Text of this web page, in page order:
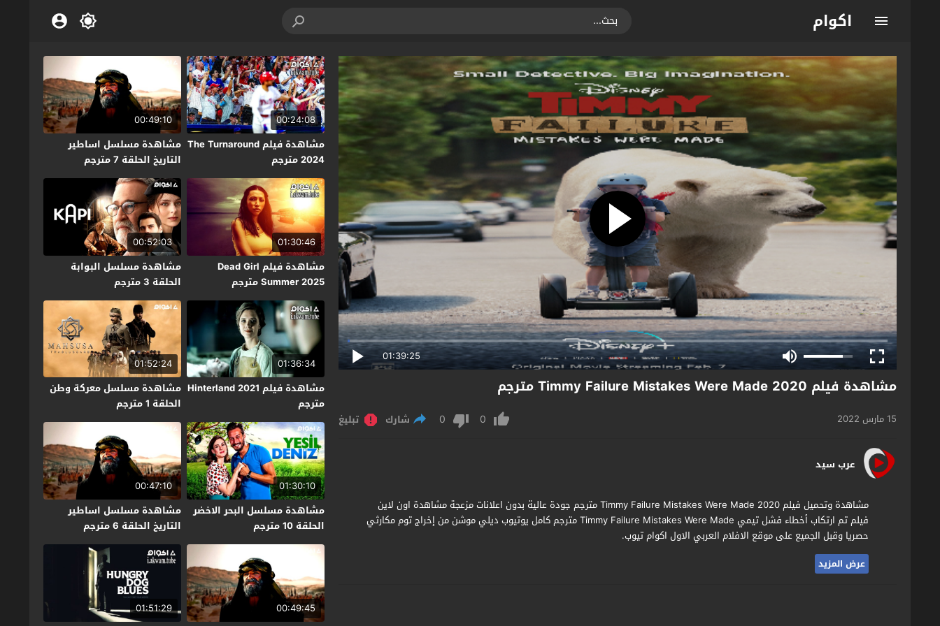
اكوام
01:39:25
مشاهدة فيلم Timmy Failure Mistakes Were Made 2020 مترجم
15 مارس 2022 0
0 شارك تبليغ
عرب سيد
مشاهدة وتحميل فيلم Timmy Failure Mistakes Were Made 2020 مترجم جودة عالية بدون اعلانات مزعجة مشاهدة اون لاين
فيلم تم ارتكاب أخطاء فشل تيمي Timmy Failure Mistakes Were Made مترجم كامل يوتيوب ديلي موشن من إخراج توم مكارثي
حصريا وقبل الجميع على موقع الافلام العربي الاول اكوام تيوب.
عرض المزيد
00:24:08
مشاهدة فيلم The Turnaround
2024 مترجم
00:49:10
مشاهدة مسلسل اساطير
التاريخ الحلقة 7 مترجم
01:30:46
مشاهدة فيلم Dead Girl
Summer 2025 مترجم
00:52:03
مشاهدة مسلسل البوابة
الحلقة 3 مترجم
01:36:34
مشاهدة فيلم Hinterland 2021
مترجم
01:52:24
مشاهدة مسلسل معركة وطن
الحلقة 1 مترجم
01:30:10
مشاهدة مسلسل البحر الاخضر
الحلقة 10 مترجم
00:47:10
مشاهدة مسلسل اساطير
التاريخ الحلقة 6 مترجم
00:49:45
01:51:29